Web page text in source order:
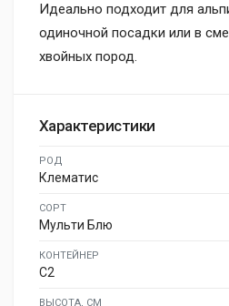
Идеально подходит для
одиночной посадки или в
хвойных пород.
Характеристики
РОД
Клематис
СОРТ
Мульти Блю
КОНТЕЙНЕР
C2
ВЫСОТА, СМ